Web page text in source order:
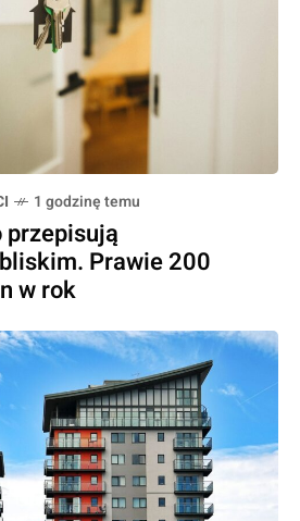
1 godzinę temu
przepisują
Prawie 200
w rok